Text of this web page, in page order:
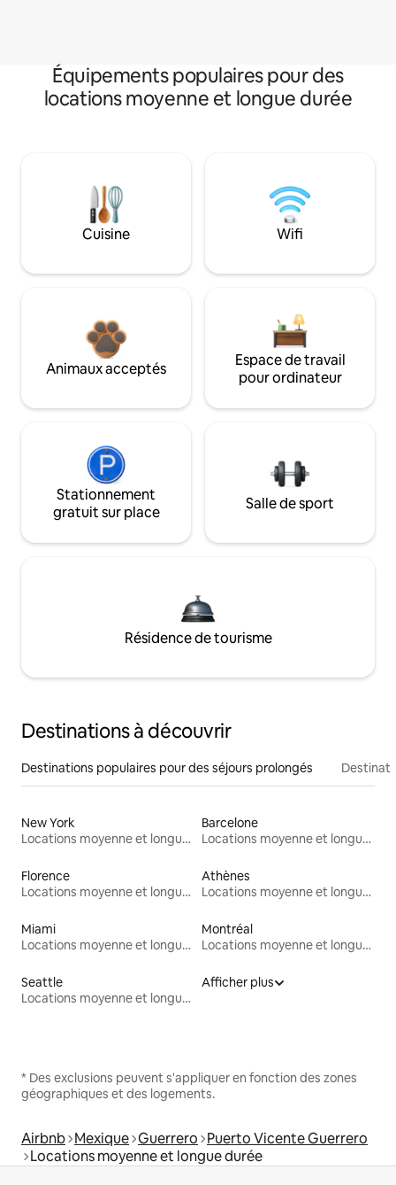
Équipements populaires pour des
locations moyenne et longue durée
Cuisine Wifi
Animaux acceptés
Espace de travail
pour ordinateur
Stationnement
gratuit sur place
Salle de sport
Résidence de tourisme
Destinations à découvrir
Destinations populaires pour des séjours prolongés
New York
Locations moyenne et longue durée
Barcelone
Locations moyenne et longue durée
Florence
Locations moyenne et longue durée
Athènes
Locations moyenne et longue durée
Miami
Locations moyenne et longue durée
Montréal
Locations moyenne et longue durée
Seattle
Locations moyenne et longue durée
Afficher plus
* Des exclusions peuvent s'appliquer en fonction des zones
géographiques et des logements.
Airbnb Mexique Guerrero Puerto Vicente Guerrero
Locations moyenne et longue durée